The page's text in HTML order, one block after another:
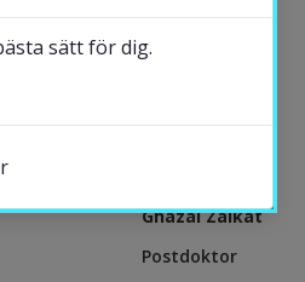
2026-06-30
Ghazal Zalkat
Postdoktor
sätt för dig.